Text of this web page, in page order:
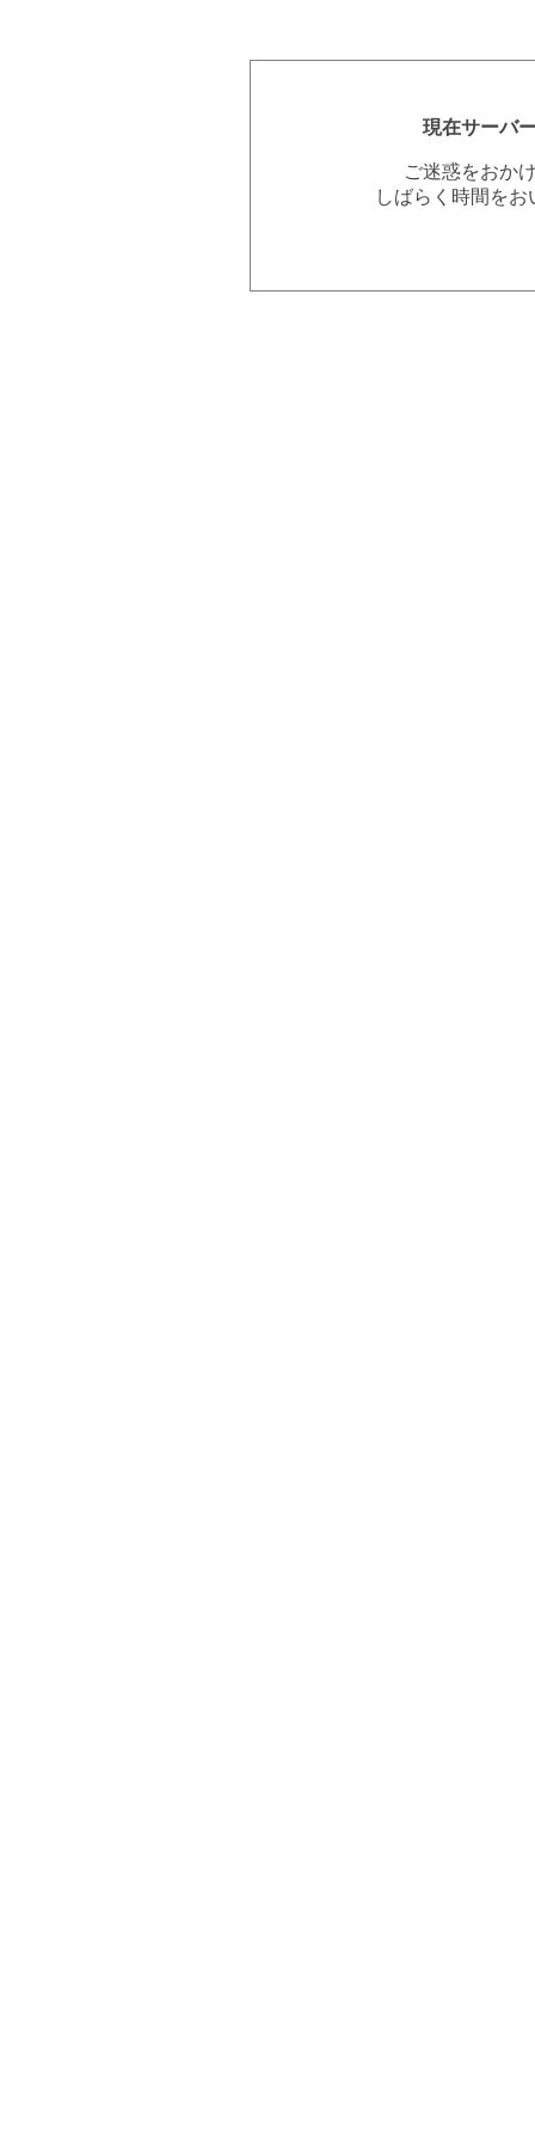
現在サーバ
ご迷惑をおか
しばらく時間を